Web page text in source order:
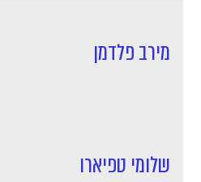
מירב פלדמן
שלומי טפיארו